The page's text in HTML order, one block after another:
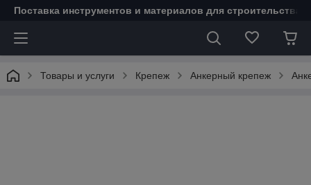
Поставка инструментов и материалов для строительства
Товары и услуги Крепеж Анкерный крепеж